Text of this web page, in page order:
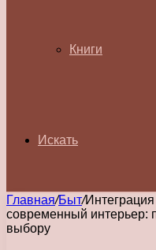
Книги
Искать
Главная/Быт/
современный интерьер:
выбору